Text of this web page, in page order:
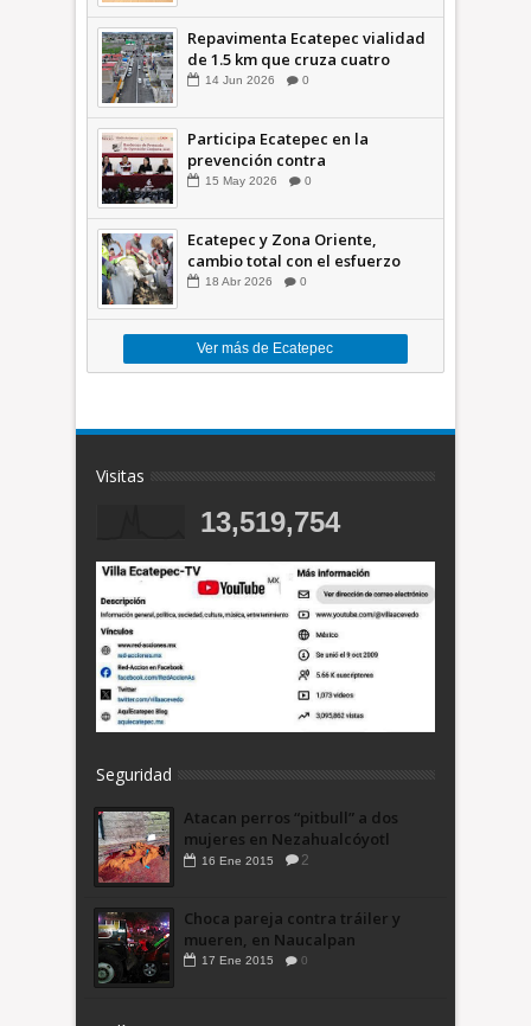
Repavimenta Ecatepec vialidad
de 1.5 km que cruza cuatro
comunidades +Video
14 Jun 2026 0
Participa Ecatepec en la
prevención contra
inundaciones en el Valle de
15 May 2026 0
Ecatepec y Zona Oriente,
cambio total con el esfuerzo
conjunto: Azucena; retiran 21
18 Abr 2026 0
Ver más de Ecatepec
Visitas
13,519,754
Seguridad
Atacan perros “pitbull” a dos
mujeres en Nezahualcóyotl
16 Ene 2015 2
Choca pareja contra tráiler y
mueren, en Naucalpan
17 Ene 2015 0